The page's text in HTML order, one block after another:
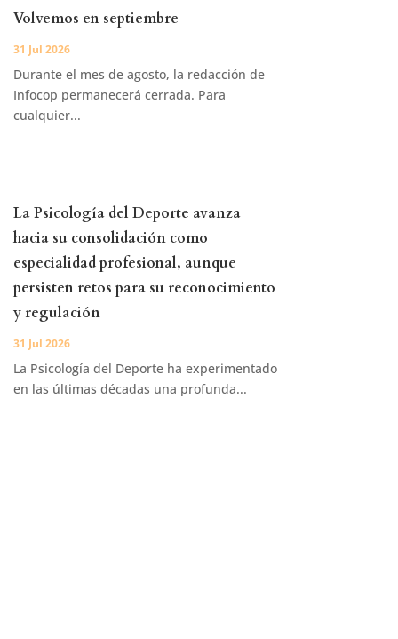
Volvemos en septiembre
31 Jul 2026
Durante el mes de agosto, la redacción de
Infocop permanecerá cerrada. Para
cualquier...
La Psicología del Deporte avanza
hacia su consolidación como
especialidad profesional, aunque
persisten retos para su reconocimiento
y regulación
31 Jul 2026
La Psicología del Deporte ha experimentado
en las últimas décadas una profunda...